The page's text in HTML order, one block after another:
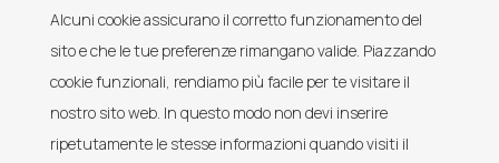
Alcuni cookie assicurano il corretto funzionamento del
sito e che le tue preferenze rimangano valide. Piazzando
cookie funzionali, rendiamo più facile per te visitare il
nostro sito web. In questo modo non devi inserire
ripetutamente le stesse informazioni quando visiti il